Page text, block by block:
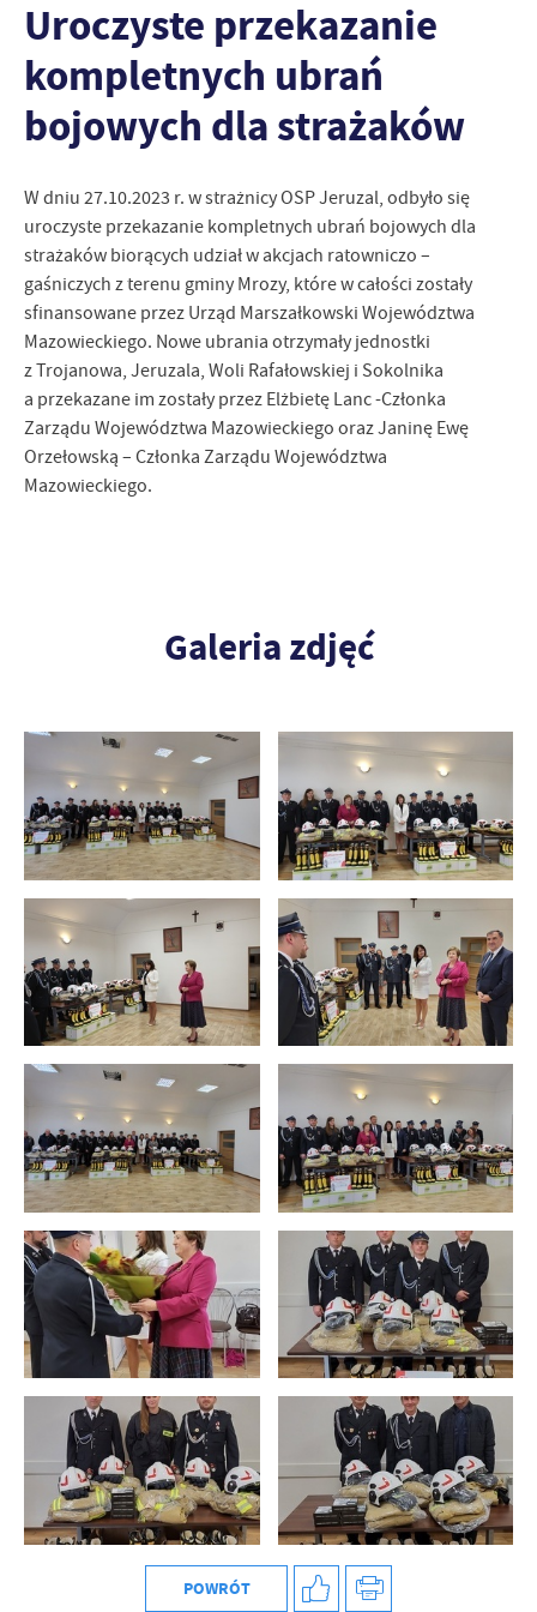
Uroczyste przekazanie
kompletnych ubrań
bojowych dla strażaków
W dniu 27.10.2023 r. w strażnicy OSP Jeruzal, odbyło się
uroczyste przekazanie kompletnych ubrań bojowych dla
strażaków biorących udział w akcjach ratowniczo –
gaśniczych z terenu gminy Mrozy, które w całości zostały
sfinansowane przez Urząd Marszałkowski Województwa
Mazowieckiego. Nowe ubrania otrzymały jednostki
z Trojanowa, Jeruzala, Woli Rafałowskiej i Sokolnika
a przekazane im zostały przez Elżbietę Lanc -Członka
Zarządu Województwa Mazowieckiego oraz Janinę Ewę
Orzełowską – Członka Zarządu Województwa
Mazowieckiego.
Galeria zdjęć
POWRÓT
personalizację określonych funkcjonalności czy prezentowanych
treści.
Dzięki tym plikom cookies możemy zapewnić Ci większy komfort
korzystania z funkcjonalności naszej strony poprzez dopasowanie
jej do Twoich indywidualnych preferencji. Wyrażenie zgody na
funkcjonalne i personalizacyjne pliki cookies gwarantuje
Więcej
Analityczne pliki cookies pomagają nam rozwijać się i
dostosowywać do Twoich potrzeb.
Cookies analityczne pozwalają na uzyskanie informacji w zakresie
wykorzystywania witryny internetowej, miejsca oraz częstotliwości,
z jaką odwiedzane są nasze serwisy www. Dane pozwalają nam na
ocenę naszych serwisów internetowych pod względem ich
popularności wśród użytkowników. Zgromadzone informacje są
przetwarzane w formie zanonimizowanej. Wyrażenie zgody na
analityczne pliki cookies gwarantuje dostępność wszystkich
funkcjonalności.
Więcej
Reklamowe
Dzięki reklamowym plikom cookies prezentujemy Ci najciekawsze
informacje i aktualności na stronach naszych partnerów.
Promocyjne pliki cookies służą do prezentowania Ci naszych
komunikatów na podstawie analizy Twoich upodobań oraz Twoich
zwyczajów dotyczących przeglądanej witryny internetowej. Treści
promocyjne mogą pojawić się na stronach podmiotów trzecich lub
Więcej